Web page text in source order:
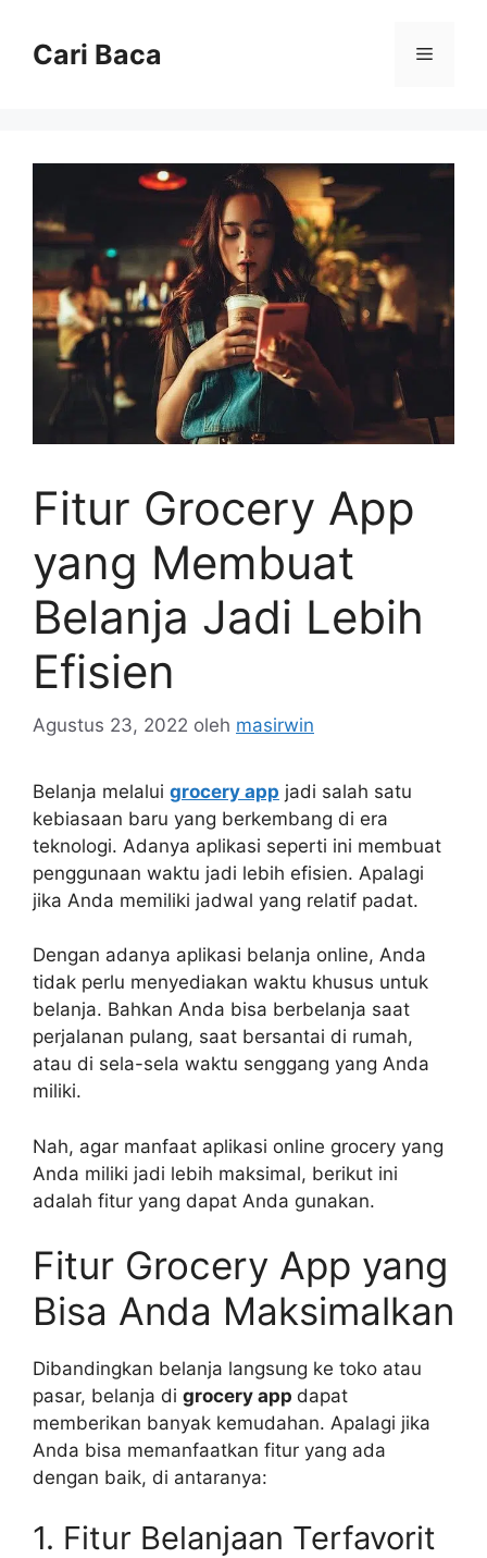
Cari Baca Menu
Fitur Grocery App
yang Membuat
Belanja Jadi Lebih
Efisien
Agustus 23, 2022 oleh masirwin
Belanja melalui grocery app jadi salah satu
kebiasaan baru yang berkembang di era
teknologi. Adanya aplikasi seperti ini membuat
penggunaan waktu jadi lebih efisien. Apalagi
jika Anda memiliki jadwal yang relatif padat.
Dengan adanya aplikasi belanja online, Anda
tidak perlu menyediakan waktu khusus untuk
belanja. Bahkan Anda bisa berbelanja saat
perjalanan pulang, saat bersantai di rumah,
atau di sela-sela waktu senggang yang Anda
miliki.
Nah, agar manfaat aplikasi online grocery yang
Anda miliki jadi lebih maksimal, berikut ini
adalah fitur yang dapat Anda gunakan.
Fitur Grocery App yang
Bisa Anda Maksimalkan
Dibandingkan belanja langsung ke toko atau
pasar, belanja di grocery app dapat
memberikan banyak kemudahan. Apalagi jika
Anda bisa memanfaatkan fitur yang ada
dengan baik, di antaranya:
1. Fitur Belanjaan Terfavorit